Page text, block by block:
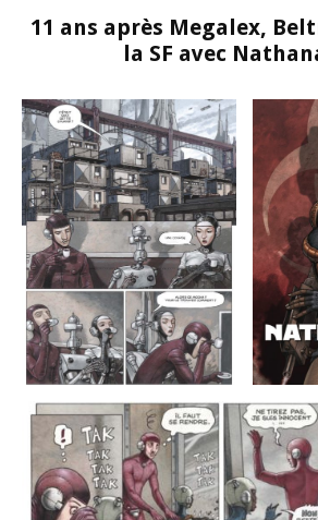
11 ans après Megalex,
la SF avec